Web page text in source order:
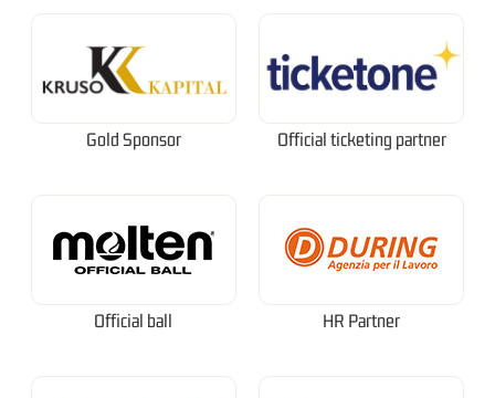
Gold Sponsor Official ticketing partner
Official ball HR Partner